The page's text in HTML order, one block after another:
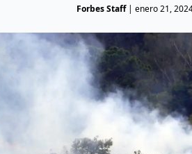
Forbes Staff| enero 21,